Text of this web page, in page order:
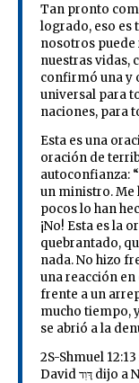
Tan pronto
logrado, eso es
nosotros puede
nuestras vidas,
confirmó una y
universal para
naciones, para
Esta es una
oración de
autoconfianza:
un ministro. Me
pocos lo han
¡No! Esta es la
quebrantado,
nada. No hizo
una reacción en
frente a un
mucho tiempo,
se abrió a la
David דָּוִד dijo a Natan: “He pecado contra Adonái